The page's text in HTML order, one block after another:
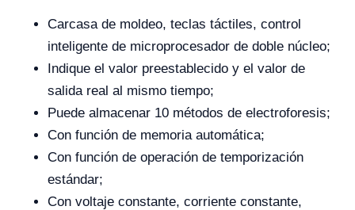
Carcasa de moldeo, teclas táctiles, control
inteligente de microprocesador de doble núcleo;
Indique el valor preestablecido y el valor de
salida real al mismo tiempo;
Puede almacenar 10 métodos de electroforesis;
Con función de memoria automática;
Con función de operación de temporización
estándar;
Con voltaje constante, corriente constante,